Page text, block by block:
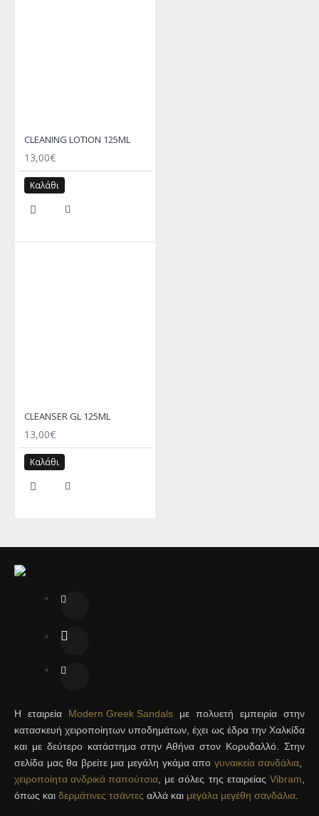
CLEANING LOTION 125ML
13,00€
Καλάθι
CLEANSER GL 125ML
13,00€
Καλάθι
Η εταιρεία Modern Greek Sandals με πολυετή εμπειρία στην
κατασκευή χειροποίητων υποδημάτων, έχει ως έδρα την Χαλκίδα
και με δεύτερο κατάστημα στην Αθήνα στον Κορυδαλλό. Στην
σελίδα μας θα βρείτε μια μεγάλη γκάμα απο γυναικεία σανδάλια,
χειροποίητα ανδρικά παπούτσια , με σόλες της εταιρείας Vibram
όπως και δερμάτινες τσάντες αλλά και μεγάλα μεγέθη σανδάλια